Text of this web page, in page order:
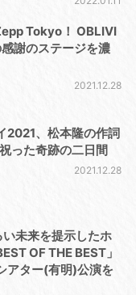
Tokyo！ OBLIVI
謝のステージを濃
2021.12.28
2021、松本隆の作詞
った奇跡の二日間
2021.12.28
未来を提示したホ
OF THE BEST」
アター(有明)公演を